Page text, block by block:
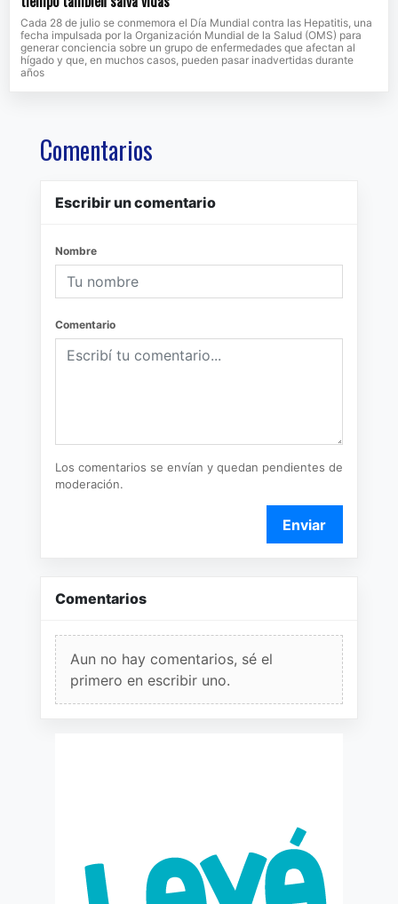
Cada 28 de julio se conmemora el Día Mundial contra las Hepatitis, una
fecha impulsada por la Organización Mundial de la Salud (OMS) para
generar conciencia sobre un grupo de enfermedades que afectan al
hígado y que, en muchos casos, pueden pasar inadvertidas durante
años
Comentarios
Escribir un comentario
Nombre
Comentario
Los comentarios se envían y quedan pendientes de
moderación.
Enviar
Comentarios
Aun no hay comentarios, sé el
primero en escribir uno.